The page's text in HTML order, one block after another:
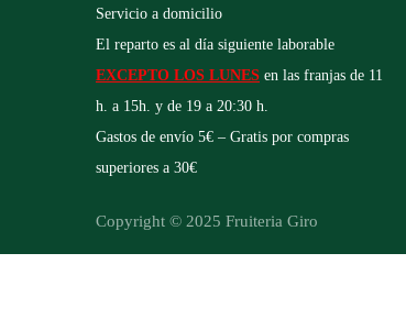
Servicio a domicilio
El reparto es al día siguiente laborable
EXCEPTO LOS LUNES en las franjas de 11
h. a 15h. y de 19 a 20:30 h.
Gastos de envío 5€ – Gratis por compras
superiores a 30€
Copyright © 2025 Fruiteria Giro